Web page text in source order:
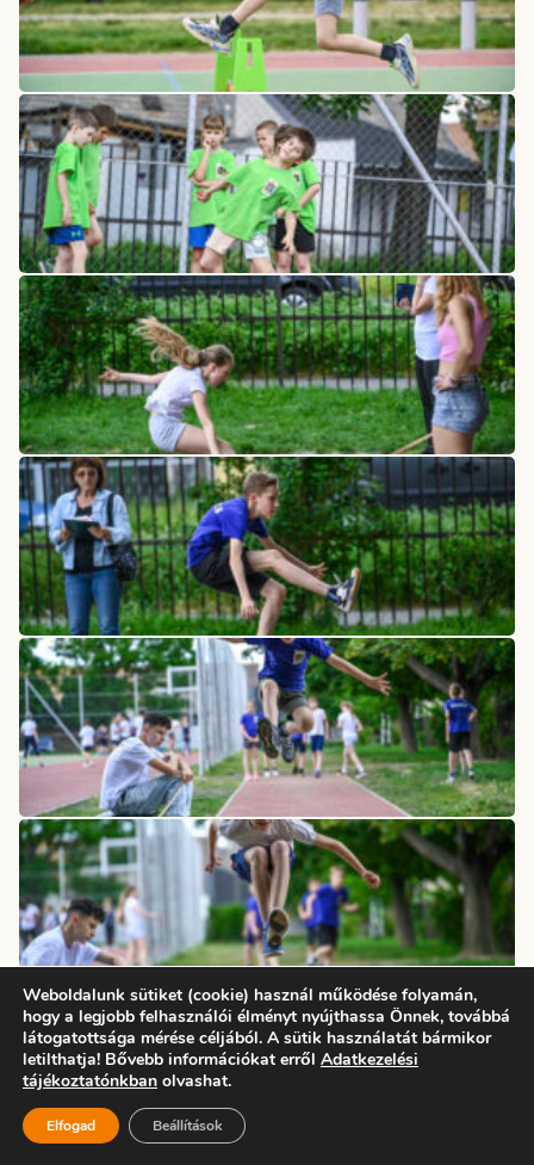
Weboldalunk sütiket (cookie) használ működése folyamán,
hogy a legjobb felhasználói élményt nyújthassa Önnek, továbbá
látogatottsága mérése céljából. A sütik használatát bármikor
letilthatja! Bővebb információkat erről Adatkezelési
tájékoztatónkban olvashat.
Elfogad Beállítások